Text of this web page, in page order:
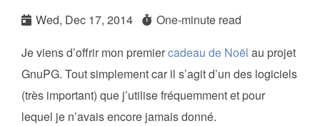
Wed, Dec 17, 2014
One-minute read
Je viens d’offrir mon premiercadeau de Noël au projet
GnuPG. Tout simplement car il s’agit d’un des logiciels
(très important) que j’utilise fréquemment et pour
lequel je n’avais encore jamais donné.